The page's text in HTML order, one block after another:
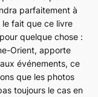
parfaitement à
fait que ce livre
quelque chose :
Orient, apporte
événements, ce
que les photos
toujours le cas en